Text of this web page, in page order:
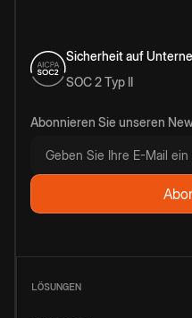
Sicherheit auf
SOC 2 Typ II
Abonnieren Sie unseren
LÖSUNGEN